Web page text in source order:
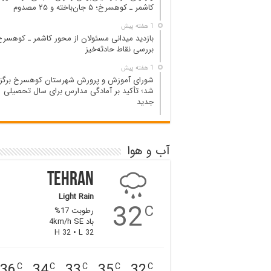
کاشمر ـ کوهسرخ؛ ۵ جان‌باخته و ۲۵ مصدوم
1 هفته پیش
بازدید میدانی مسئولان از محور کاشمر ـ
بررسی نقاط حادثه‌خیز
1 هفته پیش
شورای آموزش و پرورش شهرستان کوهسرخ
شد؛ تأکید بر آمادگی مدارس برای سال تحصیلی
جدید
آب و هوا
32C
Tehran
Light Rain
رطوبت 17%
باد 4km/h SE
H 32 • L 32
C
C
C
C
C